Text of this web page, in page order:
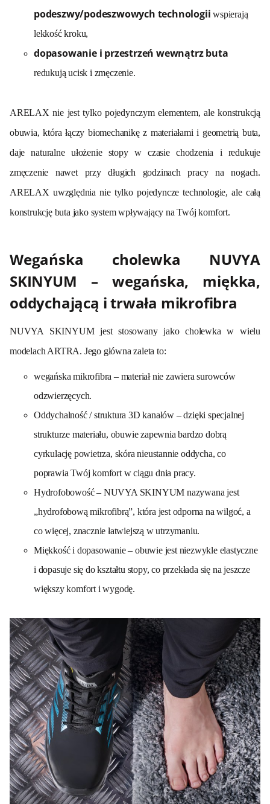
podeszwy/podeszwowych technologii wspierają
lekkość kroku,
dopasowanie i przestrzeń wewnątrz buta
redukują ucisk i zmęczenie.
ARELAX nie jest tylko pojedynczym elementem, ale konstrukcją
obuwia, która łączy biomechanikę z materiałami i geometrią buta,
daje naturalne ułożenie stopy w czasie chodzenia i redukuje
zmęczenie nawet przy długich godzinach pracy na nogach.
ARELAX uwzględnia nie tylko pojedyncze technologie, ale całą
konstrukcję buta jako system wpływający na Twój komfort.
Wegańska cholewka NUVYA
SKINYUM – wegańska, miękka,
oddychającą i trwała mikrofibra
NUVYA SKINYUM jest stosowany jako cholewka w wielu
modelach ARTRA. Jego główna zaleta to:
wegańska mikrofibra – materiał nie zawiera surowców
odzwierzęcych.
Oddychalność / struktura 3D kanałów – dzięki specjalnej
strukturze materiału, obuwie zapewnia bardzo dobrą
cyrkulację powietrza, skóra nieustannie oddycha, co
poprawia Twój komfort w ciągu dnia pracy.
Hydrofobowość – NUVYA SKINYUM nazywana jest
„hydrofobową mikrofibrą”, która jest odporna na wilgoć, a
co więcej, znacznie łatwiejszą w utrzymaniu.
Miękkość i dopasowanie – obuwie jest niezwykle elastyczne
i dopasuje się do kształtu stopy, co przekłada się na jeszcze
większy komfort i wygodę.